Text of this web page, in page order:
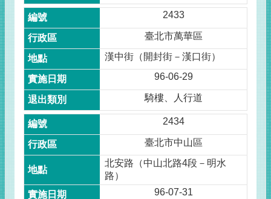
2433
臺北市萬華區
漢中街（開封街－漢口街）
96-06-29
騎樓、人行道
2434
臺北市中山區
北安路（中山北路4段－明水
路）
96-07-31